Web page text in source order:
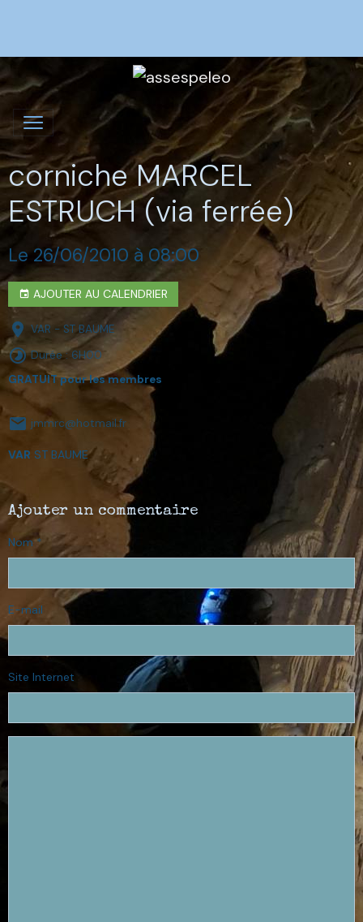
corniche MARCEL
ESTRUCH (via ferrée)
Le 26/06/2010 à 08:00
AJOUTER AU CALENDRIER
VAR - ST BAUME
Durée : 6H00
GRATUIT pour les membres
jmmrc@hotmail.fr
VAR ST BAUME
Ajouter un commentaire
Nom
E-mail
Site Internet